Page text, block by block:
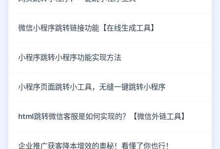
微信小程序跳转链接功能【在线生成工具】
小程序跳转小程序功能实现方法
小程序页面跳转小工具，无缝一键跳转小程序
html跳转微信客服是如何实现的？【微信外链工具】
企业推广获客降本增效的奥秘！看懂了你也行！